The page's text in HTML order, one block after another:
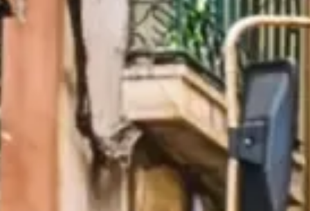
DE
Häufig gestellte Fragen zur Lisboa Tourist Card
Alles, was Sie über Abdeckung, Gültigkeit, praktische Tipps und